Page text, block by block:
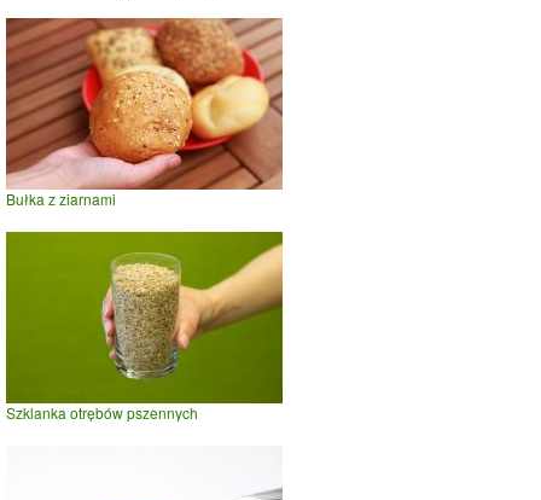
Bułka z ziarnami
Szklanka otrębów pszennych